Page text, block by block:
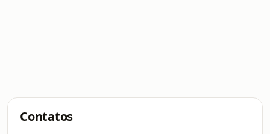
Contatos